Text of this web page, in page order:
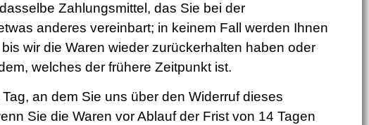
Zahlungsmittel, das Sie bei der
anderes vereinbart; in keinem Fall werden Ihnen
wir die Waren wieder zurückerhalten haben oder
welches der frühere Zeitpunkt ist.
an dem Sie uns über den Widerruf dieses
Sie die Waren vor Ablauf der Frist von 14 Tagen